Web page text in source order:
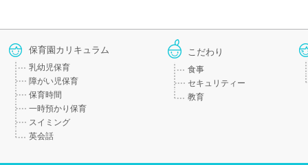
保育園カリキュラム
乳幼児保育
障がい児保育
保育時間
一時預かり保育
スイミング
英会話
こだわり
食事
セキュリティー
教育